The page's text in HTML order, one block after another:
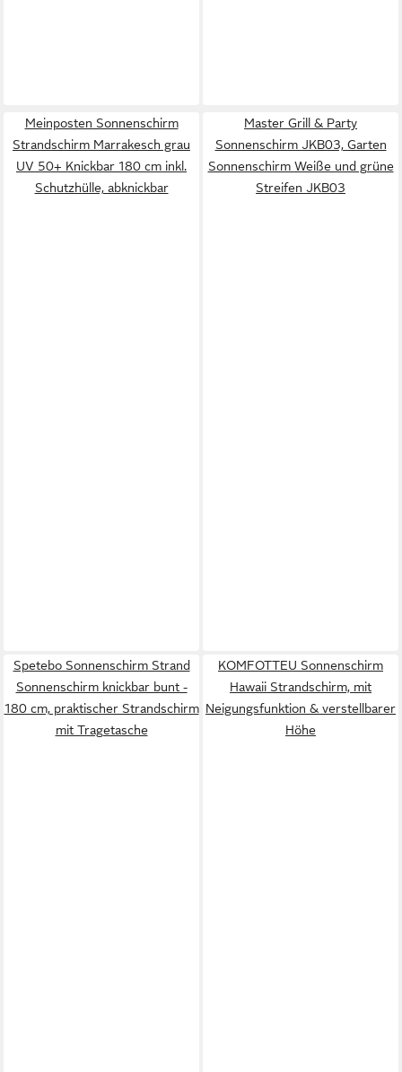
Meinposten Sonnenschirm
Strandschirm Marrakesch grau
UV 50+ Knickbar 180 cm inkl.
Schutzhülle, abknickbar
Master Grill & Party
Sonnenschirm JKB03, Garten
Sonnenschirm Weiße und grüne
Streifen JKB03
Spetebo Sonnenschirm Strand
Sonnenschirm knickbar bunt -
180 cm, praktischer Strandschirm
mit Tragetasche
KOMFOTTEU Sonnenschirm
Hawaii Strandschirm, mit
Neigungsfunktion & verstellbarer
Höhe